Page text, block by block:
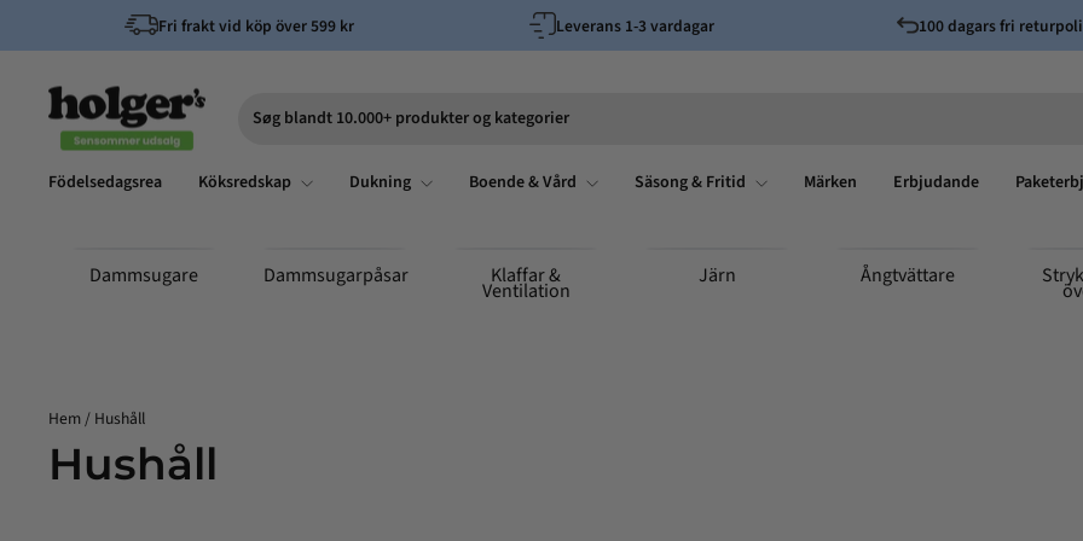
Pausa
Fri frakt vid köp över 599 kr Leverans 1-3 vardagar 100 dagars fri
Søg blandt 10.000+ produkter og kategorier
Sök
Födelsedagsrea
Köksredskap Dukning Boende & Vård Säsong & Fritid Märken Erbjudande
Dammsugare Dammsugarpåsar Klaffar &
Ventilation
Järn Ångtvättare
Hem / Hushåll
Hushåll